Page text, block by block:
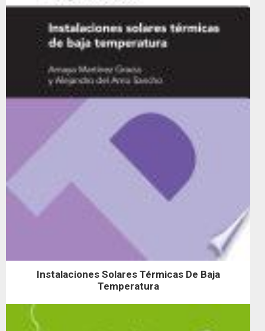
Instalaciones Solares Térmicas De Baja
Temperatura